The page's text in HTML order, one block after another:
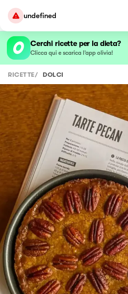
undefined
Cerchi ricette per la dieta?
Clicca qui e scarica l’app olivia!
RICETTE/ DOLCI